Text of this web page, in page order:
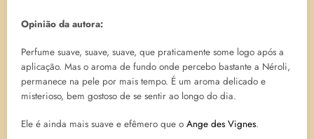
Opinião da autora:
Perfume suave, suave, suave, que praticamente some logo após a
aplicação. Mas o aroma de fundo onde percebo bastante a Néroli,
permanece na pele por mais tempo. É um aroma delicado e
misterioso, bem gostoso de se sentir ao longo do dia.
Ele é ainda mais suave e efêmero que o Ange des Vignes.